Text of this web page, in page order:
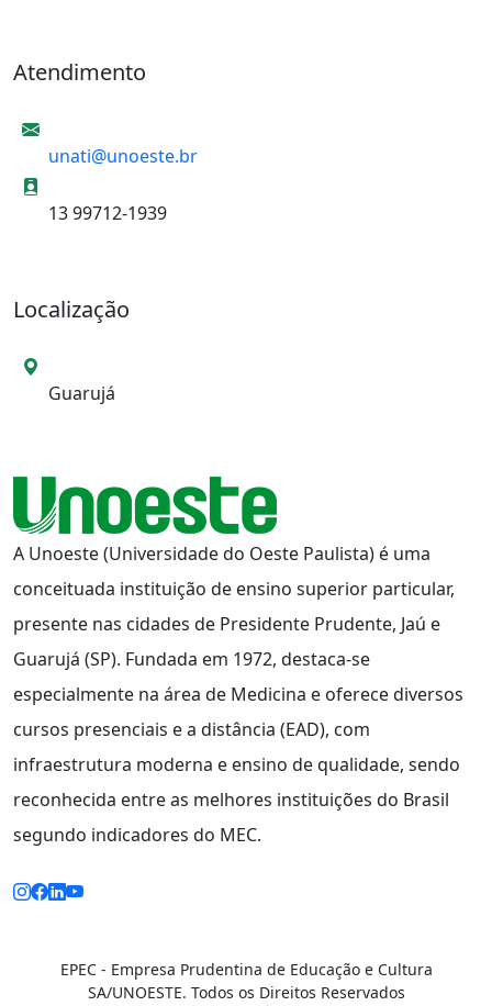
A Unoeste (Universidade do Oeste Paulista) é uma
conceituada instituição de ensino superior particular,
presente nas cidades de Presidente Prudente, Jaú e
Guarujá (SP). Fundada em 1972, destaca-se
especialmente na área de Medicina e oferece diversos
cursos presenciais e a distância (EAD), com
infraestrutura moderna e ensino de qualidade, sendo
reconhecida entre as melhores instituições do Brasil
segundo indicadores do MEC.
Localização
Guarujá
Atendimento
unati@unoeste.br
13 99712-1939
EPEC - Empresa Prudentina de Educação e Cultura
SA/UNOESTE. Todos os Direitos Reservados